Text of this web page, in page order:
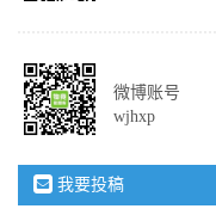
微博账号
wjhxp
我要投稿